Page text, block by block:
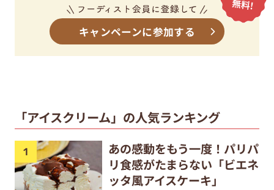
キャンペーンに参加する
「アイスクリーム」の人気ランキング
あの感動をもう一度！パリパ
リ食感がたまらない「ビエネ
ッタ風アイスケーキ」